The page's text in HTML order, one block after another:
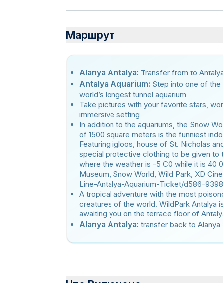
Маршрут
Alanya Antalya: Transfer from to
Antalya Aquarium: Step into one of the
world’s longest tunnel aquarium
Take pictures with your favorite stars,
immersive setting
In addition to the aquariums, the Snow
of 1500 square meters is the funniest
Featuring igloos, house of St. Nicholas
special protective clothing to be given to
where the weather is -5 C0 while it is 40
Museum, Snow World, Wild Park, XD
Line-Antalya-Aquarium-Ticket/d586-
A tropical adventure with the most
creatures of the world. WildPark Antalya
awaiting you on the terrace floor of
Alanya Antalya: transfer back to Alanya